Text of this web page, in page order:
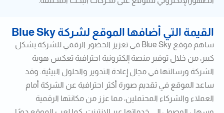
القيمة التي أضافها الموقع لشركة Blue Sky
ساهم موقع Blue Sky في تعزيز الحضور الرقمي للشركة بشكل
كبير، من خلال توفير منصة إلكترونية احترافية تعكس هوية
الشركة ورسالتها في مجال إعادة التدوير والحلول البيئية. وقد
ساعد الموقع في تقديم صورة أكثر احترافية عن الشركة أمام
العملاء والشركاء المحتملين، مما عزز من مكانتها الرقمية